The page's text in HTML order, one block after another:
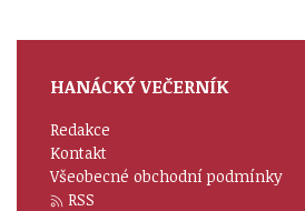
HANÁCKÝ VEČERNÍK
Redakce
Kontakt
Všeobecné obchodní podmínky
RSS